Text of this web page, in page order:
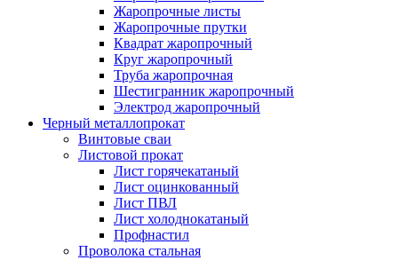
Жаропрочные листы
Жаропрочные прутки
Квадрат жаропрочный
Круг жаропрочный
Труба жаропрочная
Шестигранник жаропрочный
Электрод жаропрочный
Черный металлопрокат
Винтовые сваи
Листовой прокат
Лист горячекатаный
Лист оцинкованный
Лист ПВЛ
Лист холоднокатаный
Профнастил
Проволока стальная